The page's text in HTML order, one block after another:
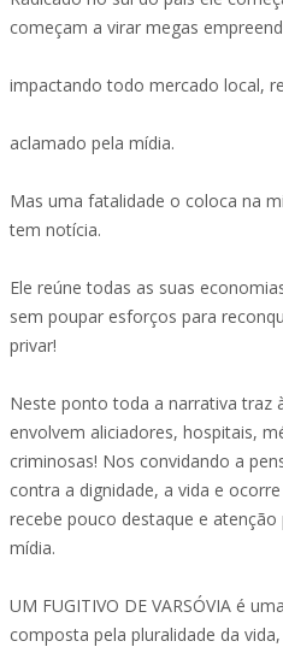
começam a virar megas
impactando todo mercado local,
aclamado pela mídia.
Mas uma fatalidade o coloca na
tem notícia.
Ele reúne todas as suas
sem poupar esforços para
privar!
Neste ponto toda a narrativa traz
envolvem aliciadores, hospitais,
criminosas! Nos convidando a
contra a dignidade, a vida e
recebe pouco destaque e
mídia.
UM FUGITIVO DE VARSÓVIA é
composta pela pluralidade da